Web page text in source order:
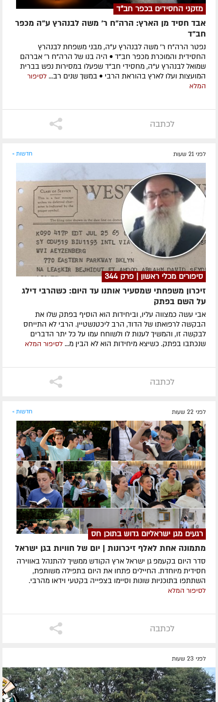
מזקני החסידים בכפר חב"ד
אבד חסיד מן הארץ: הרה"ח ר' משה לבנהרץ ע"ה מכפר
חב"ד
נפטר הרה"ח ר' משה לבנהרץ ע"ה, מבני משפחת לבנהרץ
החסידית והמוכרת מכפר חב"ד • היה בנו של הרה"ח ר' אברהם
שמואל לבנהרץ ע"ה, מחסידי חב"ד שפעלו במסירות נפש בברית
המועצות ועלו לארץ בהוראת הרבי • במשך שנים רב... לסיפור
המלא
לכתבה
לפני 21 שעות חדשות »
סיפורים מכלי ראשון | פרק 344
זיכרון משפחתי שמסעיר אותנו עד היום: כשהרבי דילג
על השם בפתק
אבי עשה כמצווה עליו, וביחידות הוא הוסיף בפתק שלו את
הבקשה לרפואתו של הדוד, הרב ליכטנשטיין. הרבי לא התייחס
לבקשה זו, והמשיך לענות לו ולשוחח עמו על כל יתר הדברים
שנכתבו בפתק. כשיצא מיחידות הוא לא הבין מ... לסיפור המלא
לכתבה
לפני 22 שעות חדשות »
רגעים מגן ישראליום גדוש בתוכן חס
מתמונה אחת לאלף זיכרונות | יום של חוויות בגן ישראל
סדר היום בקעמפ גן ישראל ארץ הקודש ממשיך להתנהל באווירה
חסידית מיוחדת. החיילים פתחו את היום בתפילה משותפת,
השתתפו בתוכניות שונות וסיימו בצפייה בקטעי וידאו מהרבי.
לסיפור המלא
לכתבה
לפני 23 שעות